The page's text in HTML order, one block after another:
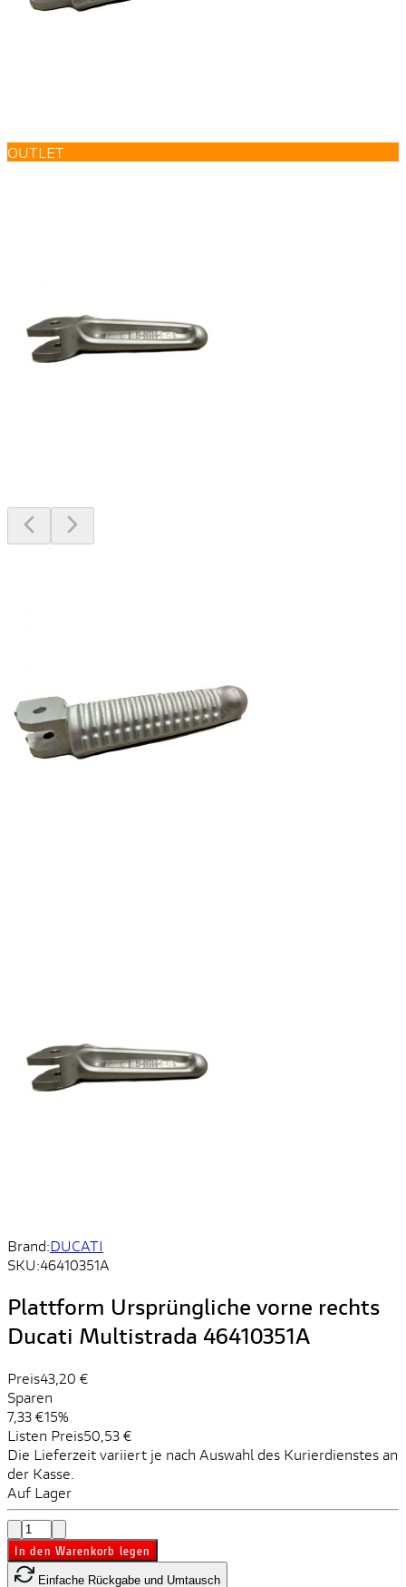
OUTLET
Brand:DUCATI
SKU:46410351A
Plattform Ursprüngliche vorne rechts
Ducati Multistrada 46410351A
Preis43,20 €
Sparen
7,33 €15%
Listen Preis50,53 €
Die Lieferzeit variiert je nach Auswahl des Kurierdienstes an
der Kasse.
Auf Lager
In den Warenkorb legen
Einfache Rückgabe und Umtausch